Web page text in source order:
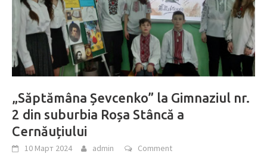
„Săptămâna Șevcenko” la Gimnaziul nr.
2 din suburbia Roșa Stâncă a
Cernăuțiului
10 Март 2024 admin Comment